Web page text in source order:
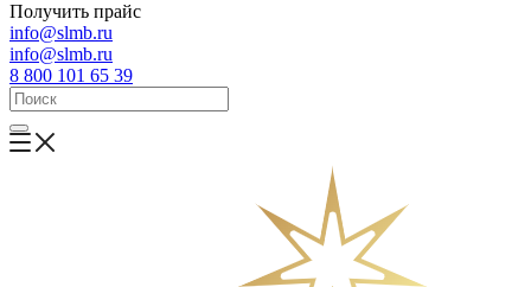
Получить прайс
info@slmb.ru
info@slmb.ru
8 800 101 65 39